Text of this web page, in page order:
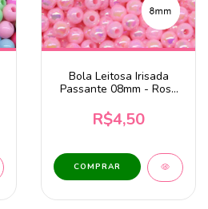
Bola Leitosa Irisada
Passante 08mm - Rosa
R$4,50